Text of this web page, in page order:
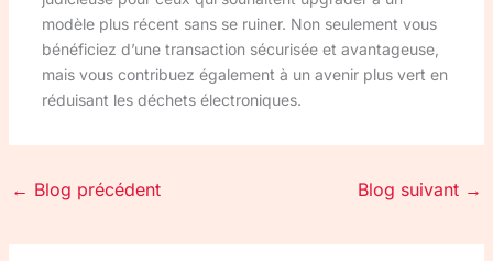
modèle plus récent sans se ruiner. Non seulement vous
bénéficiez d’une transaction sécurisée et avantageuse,
mais vous contribuez également à un avenir plus vert en
réduisant les déchets électroniques.
← Blog précédent Blog suivant →